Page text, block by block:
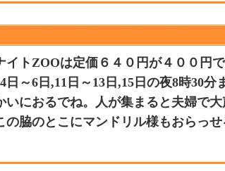
イトZOOは定価６４０円が４００円
～6日,11日～13日,15日の夜8時30分
におるでね。人が集まると夫婦で
の脇のとこにマンドリル様もおらっ